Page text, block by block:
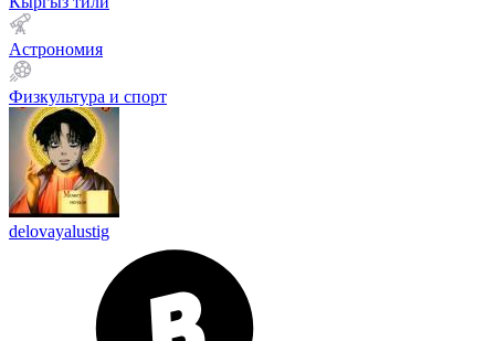
Астрономия
Физкультура и спорт
delovayalustig